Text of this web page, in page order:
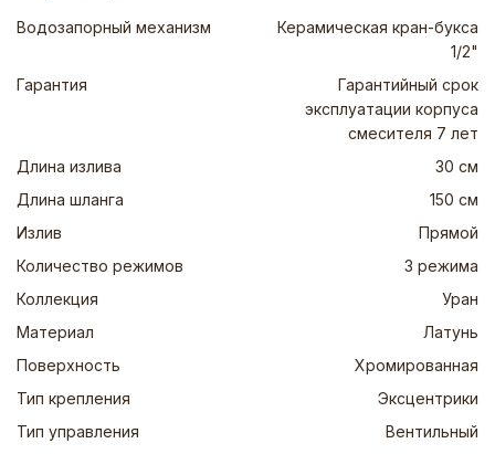
Водозапорный механизм
Керамическая кран-букса
1/2"
Гарантия
Гарантийный срок
эксплуатации корпуса
смесителя 7 лет
Длина излива
30 см
Длина шланга
150 см
Излив
Прямой
Количество режимов
3 режима
Коллекция
Уран
Материал
Латунь
Поверхность
Хромированная
Тип крепления
Эксцентрики
Тип управления
Вентильный